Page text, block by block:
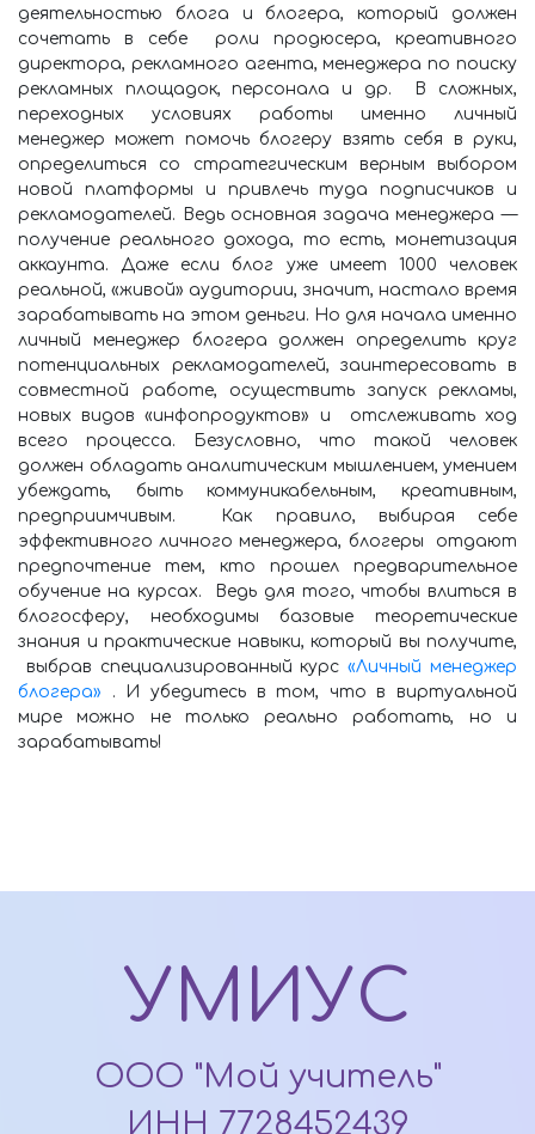
деятельностью блога и блогера, который должен
сочетать в себе роли продюсера, креативного
директора, рекламного агента, менеджера по поиску
рекламных площадок, персонала и др. В сложных,
переходных условиях работы именно личный
менеджер может помочь блогеру взять себя в руки,
определиться со стратегическим верным выбором
новой платформы и привлечь туда подписчиков и
рекламодателей. Ведь основная задача менеджера —
получение реального дохода, то есть, монетизация
аккаунта. Даже если блог уже имеет 1000 человек
реальной, «живой» аудитории, значит, настало время
зарабатывать на этом деньги. Но для начала именно
личный менеджер блогера должен определить круг
потенциальных рекламодателей, заинтересовать в
совместной работе, осуществить запуск рекламы,
новых видов «инфопродуктов» и отслеживать ход
всего процесса. Безусловно, что такой человек
должен обладать аналитическим мышлением, умением
убеждать, быть коммуникабельным, креативным,
предприимчивым. Как правило, выбирая себе
эффективного личного менеджера, блогеры отдают
предпочтение тем, кто прошел предварительное
обучение на курсах. Ведь для того, чтобы влиться в
блогосферу, необходимы базовые теоретические
знания и практические навыки, который вы получите,
выбрав специализированный курс«Личный менеджер
блогера» . И убедитесь в том, что в виртуальной
мире можно не только реально работать, но и
зарабатывать!
УМИУС
ООО "Мой учитель"
ИНН 7728452439